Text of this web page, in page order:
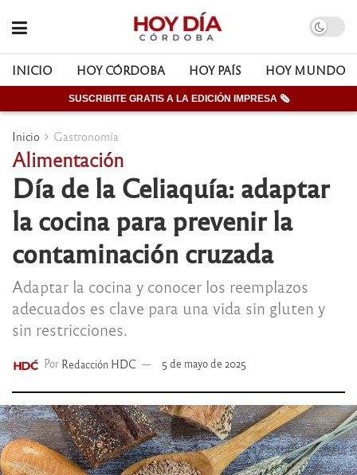
INICIO HOY CÓRDOBA HOY PAÍS HOY MUNDO
SUSCRIBITE GRATIS A LA EDICIÓN IMPRESA 🗞
Inicio Gastronomía
Alimentación
Día de la Celiaquía: adaptar
la cocina para prevenir la
contaminación cruzada
Adaptar la cocina y conocer los reemplazos
adecuados es clave para una vida sin gluten y
sin restricciones.
Por Redacción HDC 5 de mayo de 2025